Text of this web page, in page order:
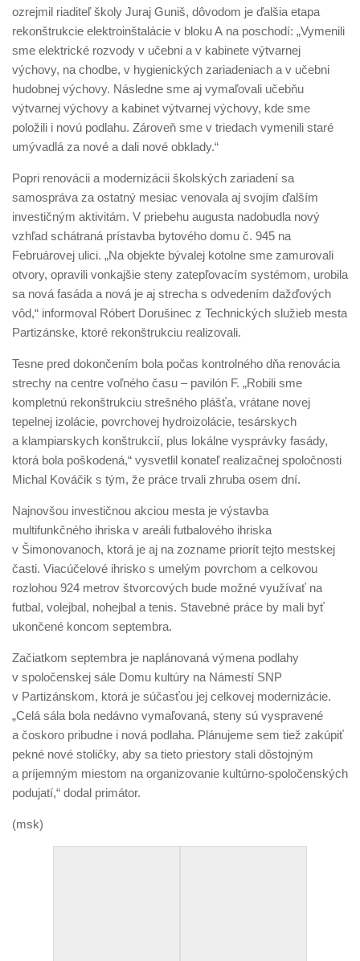
ozrejmil riaditeľ školy Juraj Guniš, dôvodom je ďalšia etapa
rekonštrukcie elektroinštalácie v bloku A na poschodí: „Vymenili
sme elektrické rozvody v učebni a v kabinete výtvarnej
výchovy, na chodbe, v hygienických zariadeniach a v učebni
hudobnej výchovy. Následne sme aj vymaľovali učebňu
výtvarnej výchovy a kabinet výtvarnej výchovy, kde sme
položili i novú podlahu. Zároveň sme v triedach vymenili staré
umývadlá za nové a dali nové obklady.“
Popri renovácii a modernizácii školských zariadení sa
samospráva za ostatný mesiac venovala aj svojím ďalším
investičným aktivitám. V priebehu augusta nadobudla nový
vzhľad schátraná prístavba bytového domu č. 945 na
Februárovej ulici. „Na objekte bývalej kotolne sme zamurovali
otvory, opravili vonkajšie steny zatepľovacím systémom, urobila
sa nová fasáda a nová je aj strecha s odvedením dažďových
vôd,“ informoval Róbert Dorušinec z Technických služieb mesta
Partizánske, ktoré rekonštrukciu realizovali.
Tesne pred dokončením bola počas kontrolného dňa renovácia
strechy na centre voľného času – pavilón F. „Robili sme
kompletnú rekonštrukciu strešného plášťa, vrátane novej
tepelnej izolácie, povrchovej hydroizolácie, tesárskych
a klampiarskych konštrukcií, plus lokálne vysprávky fasády,
ktorá bola poškodená,“ vysvetlil konateľ realizačnej spoločnosti
Michal Kováčik s tým, že práce trvali zhruba osem dní.
Najnovšou investičnou akciou mesta je výstavba
multifunkčného ihriska v areáli futbalového ihriska
v Šimonovanoch, ktorá je aj na zozname priorít tejto mestskej
časti. Viacúčelové ihrisko s umelým povrchom a celkovou
rozlohou 924 metrov štvorcových bude možné využívať na
futbal, volejbal, nohejbal a tenis. Stavebné práce by mali byť
ukončené koncom septembra.
Začiatkom septembra je naplánovaná výmena podlahy
v spoločenskej sále Domu kultúry na Námestí SNP
v Partizánskom, ktorá je súčasťou jej celkovej modernizácie.
„Celá sála bola nedávno vymaľovaná, steny sú vyspravené
a čoskoro pribudne i nová podlaha. Plánujeme sem tiež zakúpiť
pekné nové stoličky, aby sa tieto priestory stali dôstojným
a príjemným miestom na organizovanie kultúrno-spoločenských
podujatí,“ dodal primátor.
(msk)